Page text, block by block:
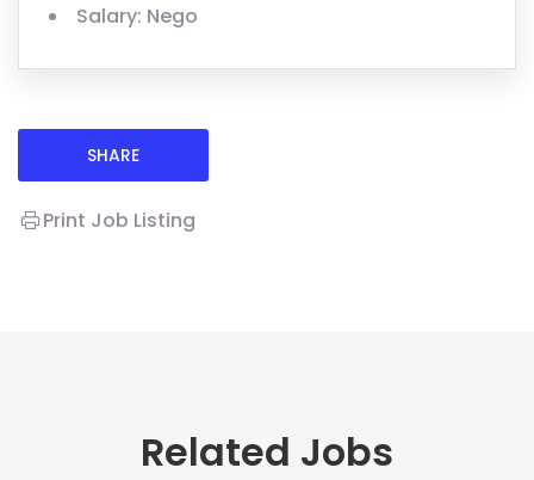
Salary: Nego
SHARE
Print Job Listing
Related Jobs